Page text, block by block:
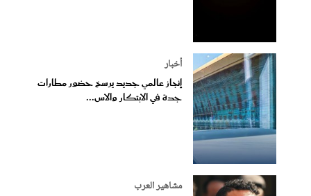
أخبار
إنجاز عالمي جديد يرسخ حضور مطارات
جدة في الابتكار والاس...
مشاهير العرب